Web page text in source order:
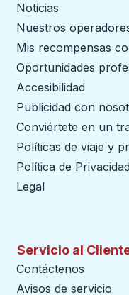
Noticias
Nuestros
Mis recompensas
Oportunidades
Accesibilidad
Publicidad con
Conviértete en un
Políticas de viaje y
Política de Privacidad
Legal
Servicio al
Contáctenos
Avisos de servicio